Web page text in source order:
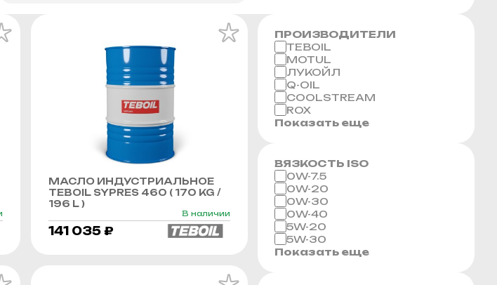
МАСЛО ИНДУСТРИАЛЬНОЕ
TEBOIL SYPRES 460 ( 170 KG /
196 L )
В наличии
141 035 ₽
ПРОИЗВОДИТЕЛИ
TEBOIL
MOTUL
ЛУКОЙЛ
Q-OIL
COOLSTREAM
ROX
Показать еще
ВЯЗКОСТЬ ISO
0W-7.5
0W-20
0W-30
0W-40
5W-20
5W-30
Показать еще